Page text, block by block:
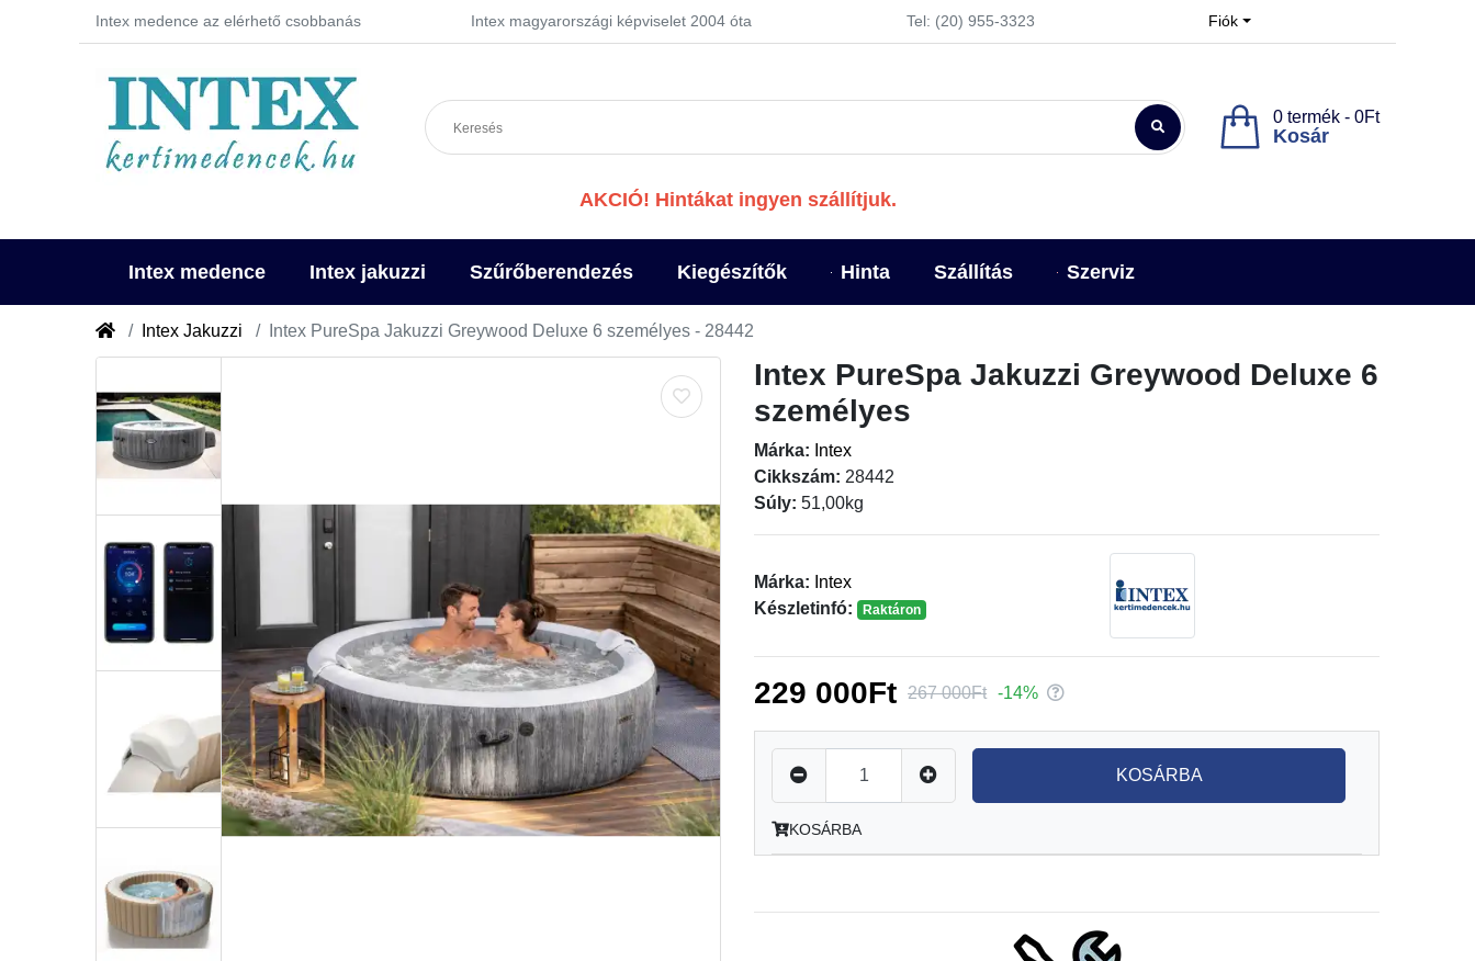
Intex medence az elérhető csobbanás Intex magyarországi képviselet 2004 óta Tel: (20) 955-3323 Fiók
Kosár
0 termék - 0Ft
AKCIÓ! Hintákat ingyen szállítjuk.
Intex medence Intex jakuzzi Szűrőberendezés Kiegészítők Hinta Szállítás Szerviz
Intex Jakuzzi Intex PureSpa Jakuzzi Greywood Deluxe 6 személyes - 28442
Intex PureSpa Jakuzzi Greywood Deluxe 6
személyes
Márka: Intex
Cikkszám: 28442
Súly: 51,00kg
Márka: Intex
Készletinfó:
Raktáron
229 000Ft 267 000Ft -14%
KOSÁRBA
KOSÁRBA